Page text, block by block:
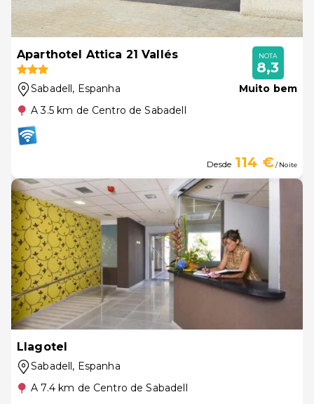
Aparthotel Attica 21 Vallés
Sabadell, Espanha
A 3.5 km de Centro de Sabadell
NOTA
8,3
Muito bem
Desde 114 €/ Noite
Llagotel
Sabadell, Espanha
A 7.4 km de Centro de Sabadell